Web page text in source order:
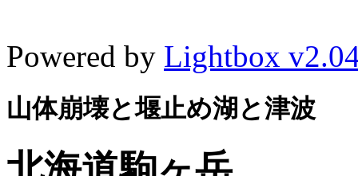
Powered by Lightbox
山体崩壊と堰止め湖と津波